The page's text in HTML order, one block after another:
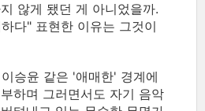
않게 됐던 게 아니었을까.
다" 표현한 이유는 그것이
승윤 같은 '애매한' 경계에
하며 그러면서도 자기 음악